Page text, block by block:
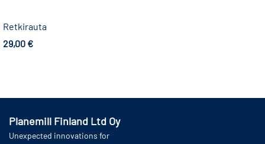
Retkirauta
29,00 €
Planemill Finland Ltd Oy
Unexpected innovations for